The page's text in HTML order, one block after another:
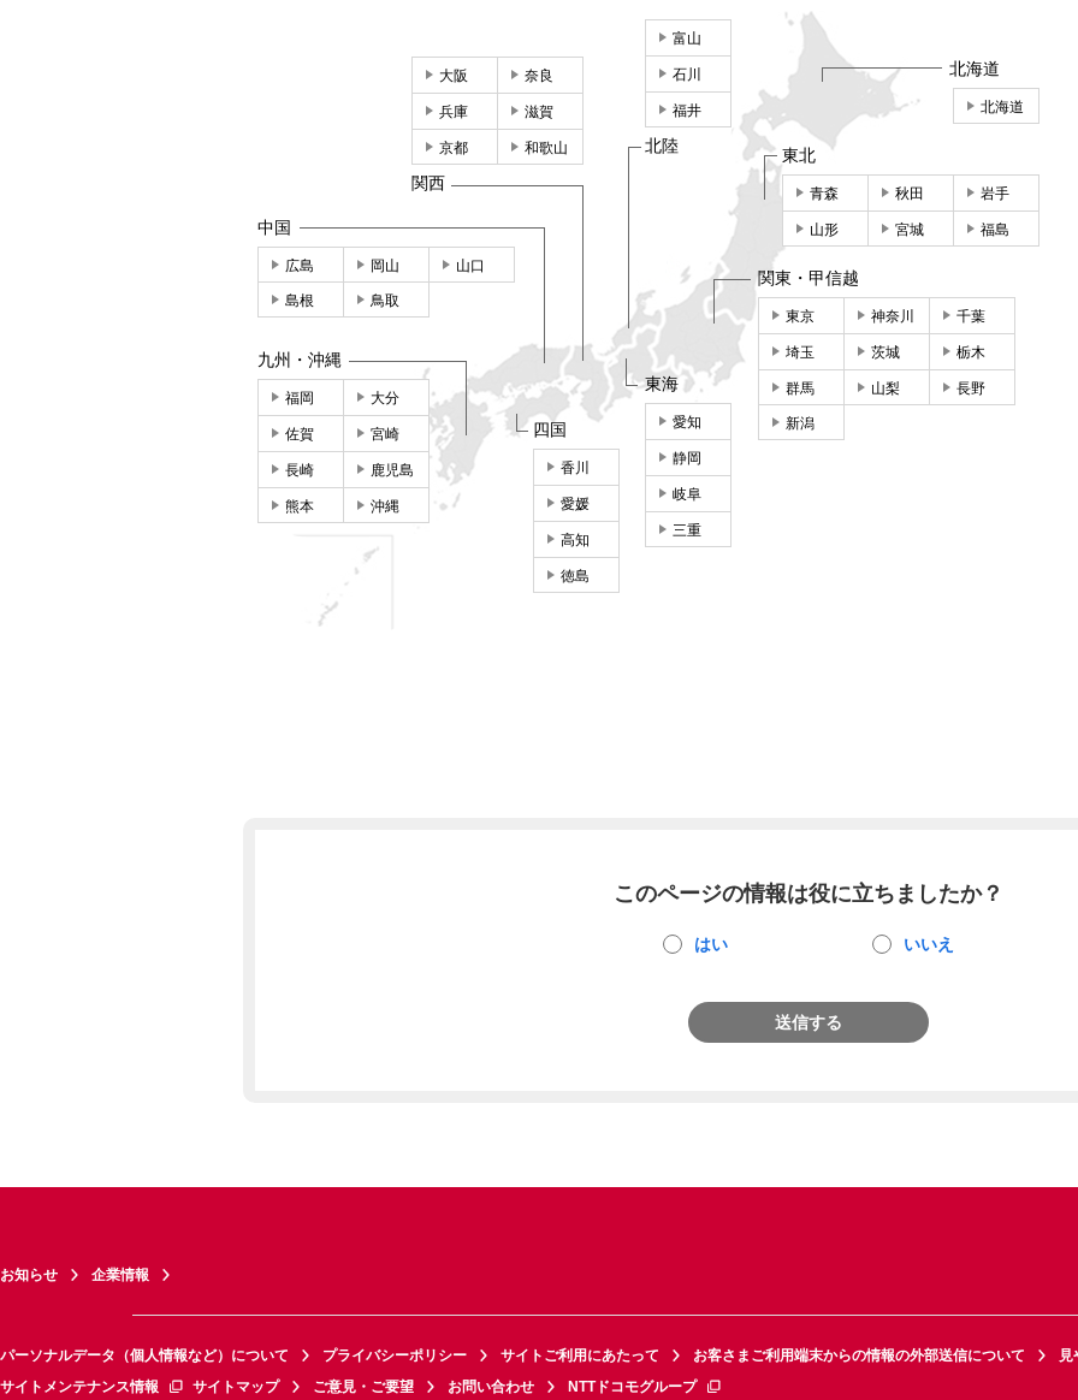
北海道
北海道
東北
青森 秋田 岩手
山形 宮城 福島
関東・甲信越
東京 神奈川 千葉
埼玉 茨城 栃木
群馬 山梨 長野
新潟
東海
愛知
静岡
岐阜
三重
富山
石川
福井
北陸
大阪 奈良
兵庫 滋賀
京都 和歌山
関西
中国
広島 岡山 山口
島根 鳥取
四国
香川
愛媛
高知
徳島
九州・沖縄
福岡 大分
佐賀 宮崎
長崎 鹿児島
熊本 沖縄
このページの情報は役に立ちましたか？
はい いいえ
送信する
お知らせ 企業情報
パーソナルデータ（個人情報など）について プライバシーポリシー サイトご利用にあたって お客さまご利用端末からの情報の外部送信について
見
サイトメンテナンス情報
サイトマップ ご意見・ご要望 お問い合わせ NTTドコモグループ